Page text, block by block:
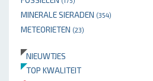
MINERALE SIERADEN (354)
METEORIETEN (23)
NIEUWTJES
TOP KWALITEIT